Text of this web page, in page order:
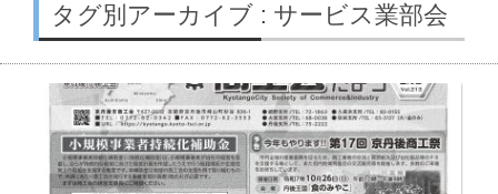
タグ別アーカイブ : サービス業部会